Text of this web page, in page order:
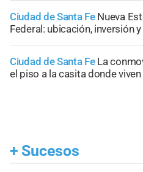
Ciudad de Santa Fe Nueva
Federal: ubicación, inversión
Ciudad de Santa Fe La
el piso a la casita donde
+ Sucesos